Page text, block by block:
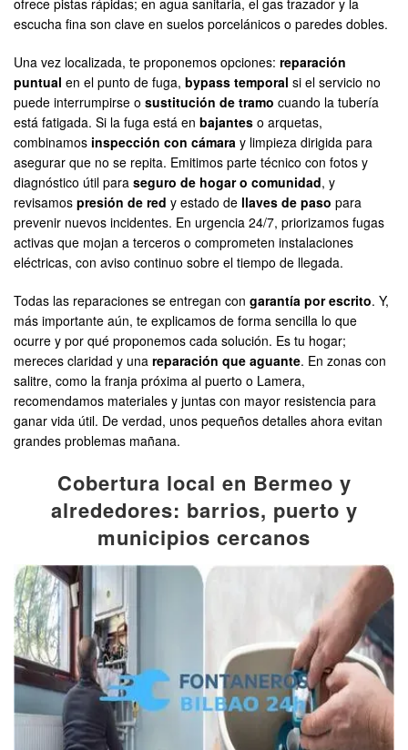
ofrece pistas rápidas; en agua sanitaria, el gas trazador y la
escucha fina son clave en suelos porcelánicos o paredes dobles.
Una vez localizada, te proponemos opciones: reparación
puntual en el punto de fuga, bypass temporal si el servicio no
puede interrumpirse o sustitución de tramo cuando la tubería
está fatigada. Si la fuga está en bajantes o arquetas,
combinamos inspección con cámara y limpieza dirigida para
asegurar que no se repita. Emitimos parte técnico con fotos y
diagnóstico útil para seguro de hogar o comunidad, y
revisamos presión de red y estado de llaves de paso para
prevenir nuevos incidentes. En urgencia 24/7, priorizamos fugas
activas que mojan a terceros o comprometen instalaciones
eléctricas, con aviso continuo sobre el tiempo de llegada.
Todas las reparaciones se entregan con garantía por escrito. Y,
más importante aún, te explicamos de forma sencilla lo que
ocurre y por qué proponemos cada solución. Es tu hogar;
mereces claridad y una reparación que aguante. En zonas con
salitre, como la franja próxima al puerto o Lamera,
recomendamos materiales y juntas con mayor resistencia para
ganar vida útil. De verdad, unos pequeños detalles ahora evitan
grandes problemas mañana.
Cobertura local en Bermeo y
alrededores: barrios, puerto y
municipios cercanos